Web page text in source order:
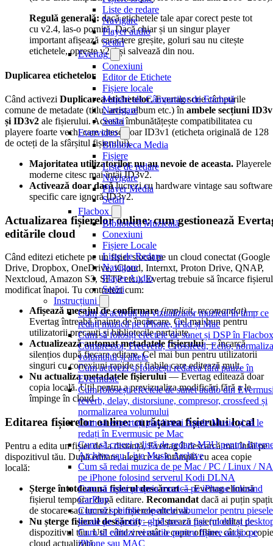
Liste de redare
Navigare
Player audio
Setări
Evertag
Conexiuni
Editor de Etichete
Fișiere locale
Mapări ale Câmpurilor de Etichetă
Navigare
Setări
Evervideo
Biblioteca Media
Fișiere
Liste de redare
Navigare
Player Media
Setări
Flacbox
Bibliotecă Muzicală
Conexiuni
Fișiere Locale
Liste de Redare
Navigare
Player Audio
Setări
Instrucțiuni
Cum să activați un vizualizator muzical în timp ce
redați muzică pe iPhone, iPad și Mac
Cum să folosiți efectele de sunet și DSP în
Compressor, Freeverb, Crossfeed, Echo,
volumului și altele
Cum activezi și folosești redarea fără pauze în
Evermusic
Cum folosești efectele de sunet audio din
reverb, delay, distorsiune, compresor, crossfeed și
normalizarea volumului
Cum să exportați playlisturi Apple Music și să le
redați în Evermusic pe Mac
Cum să creezi o listă de redare M3U pentru
Archive sau Live Music Archive
Cum să redai muzica de pe Mac / PC / Linux /
pe iPhone folosind serverul Kodi DLNA
Cum să redai propria muzică pe iPhone folosind
CarPlay
Cum să schimbi copertele albumelor pentru piesele
locale pe Spotify: ghid pas cu pas (mobil și
Cum să editezi versurile pentru fișiere audio pe
iPhone sau MAC
Regulă generală: dacă etichetele tale apar corect peste tot
cu v2.4, las-o pornită. Dacă chiar și un singur player
important afișează caractere greșite, goluri sau nu citește
etichetele, oprește v2.4 și salvează din nou.
Duplicarea etichetelor
Când activezi Duplicarea etichetelor, Evertag scrie câmpurile
comune de metadate (titlu, artist, album etc.) în ambele secțiuni
și ID3v2 ale fișierului. Aceasta îmbunătățește compatibilitatea cu
playere foarte vechi care citesc doar ID3v1 (eticheta originală de 128
de octeți de la sfârșitul fișierului).
Majoritatea utilizatorilor nu au nevoie de aceasta. Playerele
moderne citesc mai întâi ID3v2.
Activează doar dacălucrezi cu hardware vintage sau software
specific care ignoră ID3v2.
Actualizarea fișierelor online: cum gestionează
editările cloud
Când editezi etichete pe un fișier stocat pe un cloud conectat (Google
Drive, Dropbox, OneDrive, iCloud, Internxt, Proton Drive, QNAP,
Nextcloud, Amazon S3, SFTP etc.), Evertag trebuie să încarce fișierul
modificat înapoi. Tu controlezi cum:
Afișează mesajul de confirmare (implicit, recomandat)—
Evertag întreabă înainte de încărcare. Cel mai bun pentru
utilizatorii precauți și bibliotecile partajate.
Actualizează automat metadatele fișierului— încarcă
silențios după fiecare editare. Cel mai bun pentru utilizatorii
singuri cu conexiuni rapide și fiabile care editează mult.
Nu actualiza metadatele fișierului — Evertag editează doar
copia locală. Util pentru a previzualiza modificări fără a le
împinge în cloud.
Editarea fișierelor online: curățarea fișierului local
Pentru a edita un fișier de la distanță, Evertag îl descarcă mai întâi pe
dispozitivul tău. După editare, alegi ce se întâmplă cu acea copie
locală:
Șterge întotdeauna fișierul descărcat— Evertag elimină
fișierul temporar după editare. Recomandat dacă ai puțin
de stocare sau lucrezi pe fișierele altcuiva.
Nu șterge fișierul descărcat— păstrează fișierul editat pe
dispozitivul tău. Util când vrei atât o copie offline, cât și o copie
cloud actualizată.